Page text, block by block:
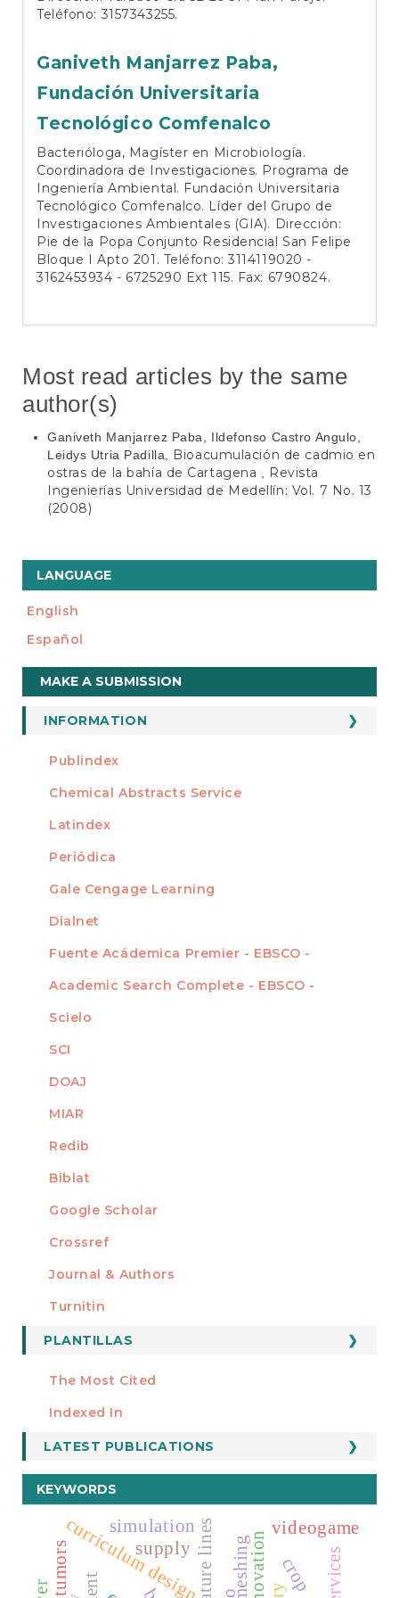
Teléfono: 3157343255.
Ganiveth Manjarrez Paba,
Fundación Universitaria
Tecnológico Comfenalco
Bacterióloga, Magíster en Microbiología.
Coordinadora de Investigaciones. Programa de
Ingeniería Ambiental. Fundación Universitaria
Tecnológico Comfenalco. Líder del Grupo de
Investigaciones Ambientales (GIA). Dirección:
Pie de la Popa Conjunto Residencial San Felipe
Bloque I Apto 201. Teléfono: 3114119020 -
3162453934 - 6725290 Ext 115. Fax: 6790824.
Most read articles by the same
author(s)
Ganiveth Manjarrez Paba, Ildefonso Castro Angulo,
Leidys Utria Padilla,
Bioacumulación de cadmio en
ostras de la bahía de Cartagena
Revista
Ingenierías Universidad de Medellín: Vol. 7 No. 13
(2008)
LANGUAGE
English
Español
Make
a
Submission
MAKE A SUBMISSION
INFORMATION
For Readers
For Librarians
INDEXADA EN
Publindex
Chemical Abstracts Service
Latindex
Periódica
Gale Cengage Learning
Dialnet
Fuente Acádemica Premier - EBSCO -
Academic Search Complete - EBSCO -
Scielo
SCI
DOAJ
MIAR
Redib
Biblat
Google Scholar
MIEMBRO DE
Crossref
Journal & Authors
Turnitin
FORMATOS
PLANTILLAS
Manuscript Template
ESTADÍSTICOS
The Most Cited
Indexed In
LATEST PUBLICATIONS
KEYWORDS
remeshing
curriculum design crop
simulation
supply
videogame